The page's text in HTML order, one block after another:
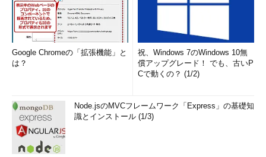
Google Chromeの「拡張機能」と
は？
祝、Windows 7のWindows 10無
償アップグレード！ でも、古いP
Cで動くの？ (1/2)
Node.jsのMVCフレームワーク「Express」の基礎知
識とインストール (1/3)